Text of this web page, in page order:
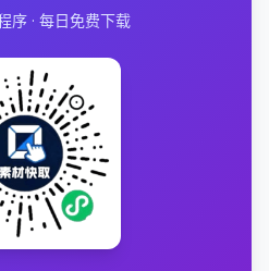
序 · 每日免费下载